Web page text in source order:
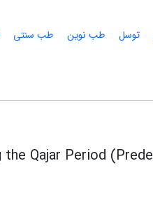
توسل طب نوین طب سنتی
Qajar Period